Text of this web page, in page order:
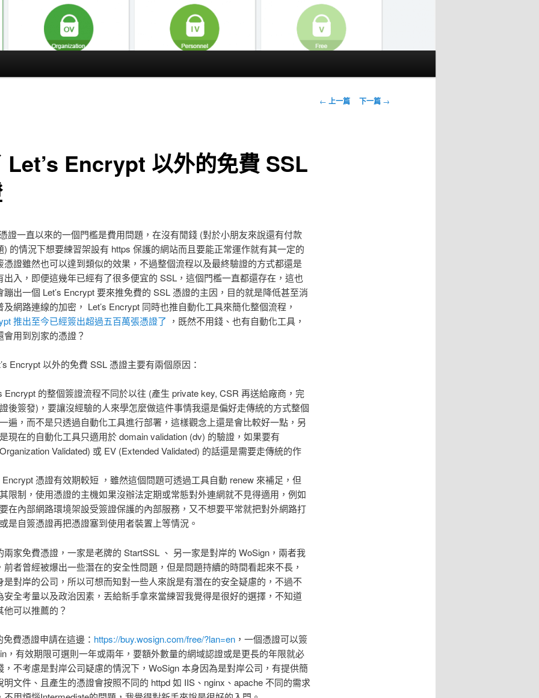
文
← 上一篇 下一篇 →
Let’s Encrypt 以外的免費 SSL
證一直以來的一個門檻是費用問題，在沒有閒錢 (對於小朋友來說還有付款
) 的情況下想要練習架設有 https 保護的網站而且要能正常運作就有其一定的
憑證雖然也可以達到類似的效果，不過整個流程以及最終驗證的方式都還是
出入，即便這幾年已經有了很多便宜的 SSL，這個門檻一直都還存在，這也
蹦出一個 Let’s Encrypt 要來推免費的 SSL 憑證的主因，目的就是降低甚至消
及網路連線的加密， Let’s Encrypt 同時也推自動化工具來簡化整個流程，
推出至今已經簽出超過五百萬張憑證了 ，既然不用錢、也有自動化工具，
會用到別家的憑證？
Encrypt 以外的免費 SSL 憑證主要有兩個原因：
Encrypt 的整個簽證流程不同於以往 (產生 private key, CSR 再送給廠商，完
後簽發)，要讓沒經驗的人來學怎麼做這件事情我還是偏好走傳統的方式整個
遍，而不是只透過自動化工具進行部署，這樣觀念上還是會比較好一點，另
現在的自動化工具只適用於 domain validation (dv) 的驗證，如果要有
Validated) 或 EV (Extended Validated) 的話還是需要走傳統的作
Encrypt 憑證有效期較短 ，雖然這個問題可透過工具自動 renew 來補足，但
限制，使用憑證的主機如果沒辦法定期或常態對外連網就不見得適用，例如
在內部網路環境架設受簽證保護的內部服務，又不想要平常就把對外網路打
是自簽憑證再把憑證塞到使用者裝置上等情況。
兩家免費憑證，一家是老牌的 StartSSL 、 另一家是對岸的 WoSign，兩者我
前者曾經被爆出一些潛在的安全性問題，但是問題持續的時間看起來不長，
是對岸的公司，所以可想而知對一些人來說是有潛在的安全疑慮的，不過不
安全考量以及政治因素，丟給新手拿來當練習我覺得是很好的選擇，不知道
他可以推薦的？
費憑證申請在這邊： https://buy.wosign.com/free/?lan=en，一個憑證可以簽
，有效期限可選則一年或兩年，要額外數量的網域認證或是更長的年限就必
，不考慮是對岸公司疑慮的情況下，WoSign 本身因為是對岸公司，有提供簡
明文件、且產生的憑證會按照不同的 httpd 如 IIS、nginx、apache 不同的需求